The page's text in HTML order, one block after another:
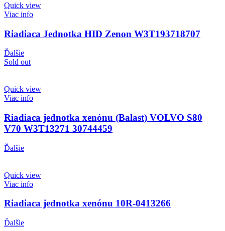
Quick view
Viac info
Riadiaca Jednotka HID Zenon W3T193718707
Ďalšie
Sold out
Quick view
Viac info
Riadiaca jednotka xenónu (Balast) VOLVO S80
V70 W3T13271 30744459
Ďalšie
Quick view
Viac info
Riadiaca jednotka xenónu 10R-0413266
Ďalšie